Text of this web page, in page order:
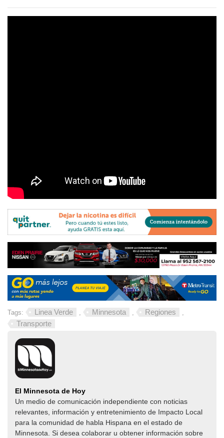
Tags: Linea Verde , Minnesota , Regiones ,
Transporte
El Minnesota de Hoy
Un medio de comunicación independiente con noticias
relevantes, información y entretenimiento de Impacto Local​​
para la comunidad de habla Hispana en el estado de
Minnesota. Si desea colaborar u obtener información sobre